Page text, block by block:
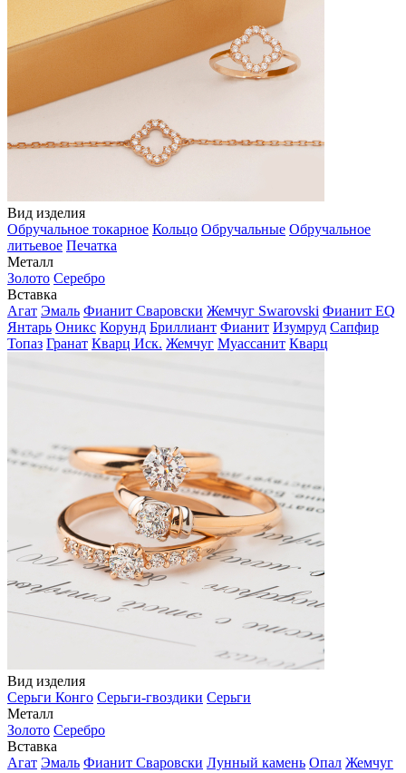
Вид изделия
Обручальное токарное Кольцо Обручальные Обручальное
литьевое Печатка
Металл
Золото Серебро
Вставка
Агат Эмаль Фианит Сваровски Жемчуг Swarovski Фианит EQ
Янтарь Оникс Корунд Бриллиант Фианит Изумруд Сапфир
Топаз Гранат Кварц Иск. Жемчуг Муассанит Кварц
Вид изделия
Серьги Конго Серьги-гвоздики Серьги
Металл
Золото Серебро
Вставка
Агат Эмаль Фианит Сваровски Лунный камень Опал Жемчуг